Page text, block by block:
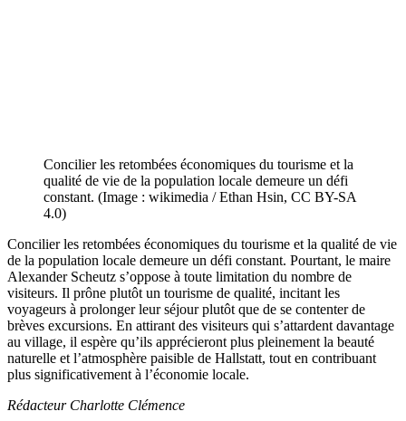
Concilier les retombées économiques du tourisme et la
qualité de vie de la population locale demeure un défi
constant. (Image : wikimedia / Ethan Hsin, CC BY-SA
4.0)
Concilier les retombées économiques du tourisme et la qualité de vie
de la population locale demeure un défi constant. Pourtant, le maire
Alexander Scheutz s’oppose à toute limitation du nombre de
visiteurs. Il prône plutôt un tourisme de qualité, incitant les
voyageurs à prolonger leur séjour plutôt que de se contenter de
brèves excursions. En attirant des visiteurs qui s’attardent davantage
au village, il espère qu’ils apprécieront plus pleinement la beauté
naturelle et l’atmosphère paisible de Hallstatt, tout en contribuant
plus significativement à l’économie locale.
Rédacteur Charlotte Clémence